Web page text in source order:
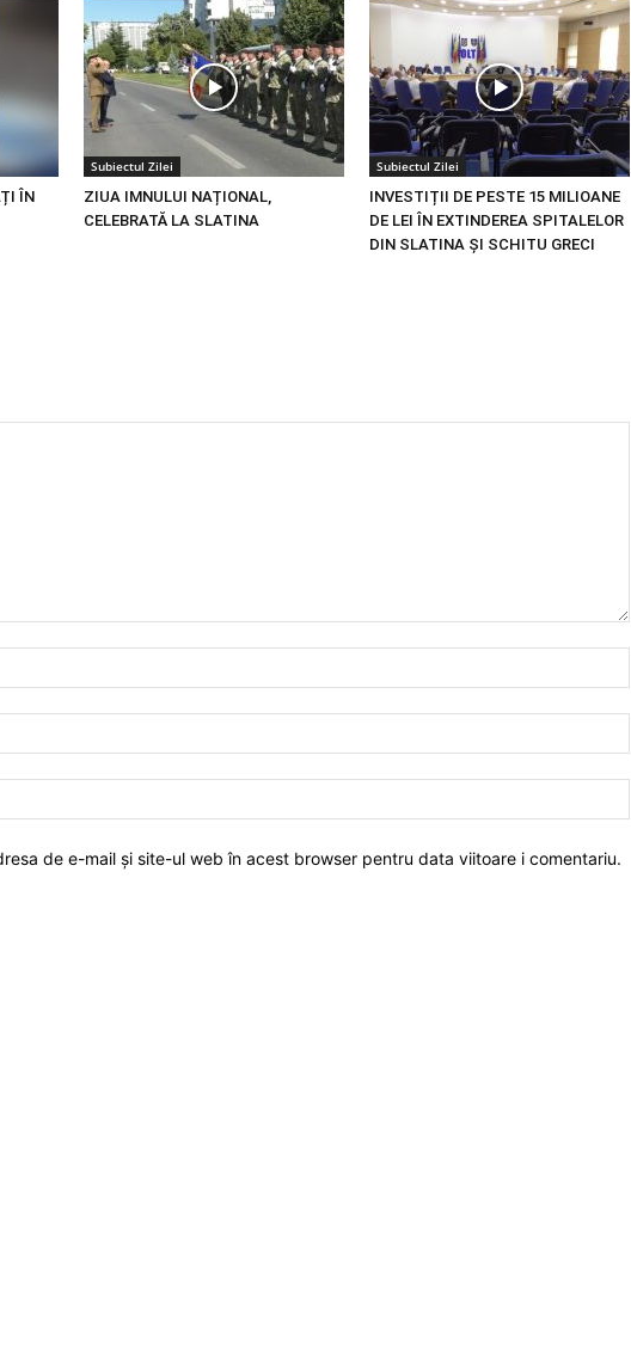
ÎN
Subiectul Zilei
ZIUA IMNULUI NAȚIONAL,
CELEBRATĂ LA SLATINA
Subiectul Zilei
INVESTIȚII DE PESTE 15 MILIOANE
DE LEI ÎN EXTINDEREA SPITALELOR
DIN SLATINA ȘI SCHITU GRECI
de e-mail și site-ul web în acest browser pentru data viitoare i comentariu.